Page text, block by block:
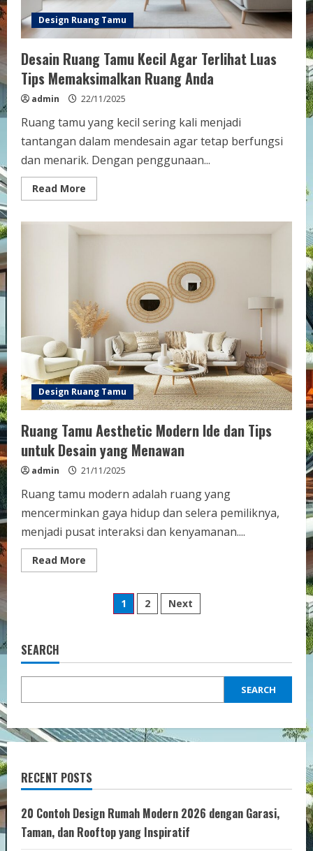
Design Ruang Tamu
Desain Ruang Tamu Kecil Agar Terlihat Luas
Tips Memaksimalkan Ruang Anda
admin 22/11/2025
Ruang tamu yang kecil sering kali menjadi
tantangan dalam mendesain agar tetap berfungsi
dan menarik. Dengan penggunaan...
Read More
more
Ruang
Tamu
Memaksimalkan
Ruang
Anda
Design Ruang Tamu
Ruang Tamu Aesthetic Modern Ide dan Tips
untuk Desain yang Menawan
admin 21/11/2025
Ruang tamu modern adalah ruang yang
mencerminkan gaya hidup dan selera pemiliknya,
menjadi pusat interaksi dan kenyamanan....
Read More
more
Tamu
Aesthetic
Modern
Desain
yang
Posts
1 2 Next
SEARCH
SEARCH
RECENT POSTS
20 Contoh Design Rumah Modern 2026 dengan Garasi,
Taman, dan Rooftop yang Inspiratif